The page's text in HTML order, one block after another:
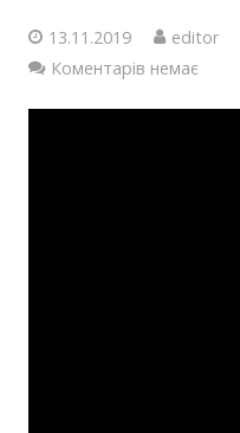
Громадські приймальні
13.11.2019 editor
Коментарів немає